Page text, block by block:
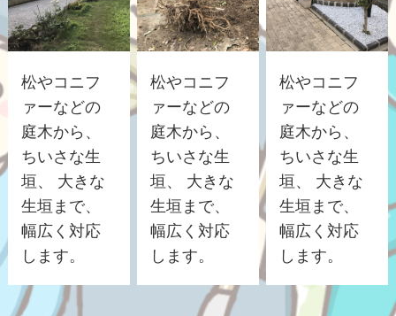
松やコニフ
ァーなどの
庭木から、
ちいさな生
垣、 大きな
生垣まで、
幅広く対応
します。
松やコニフ
ァーなどの
庭木から、
ちいさな生
垣、 大きな
生垣まで、
幅広く対応
します。
松やコニフ
ァーなどの
庭木から、
ちいさな生
垣、 大きな
生垣まで、
幅広く対応
します。